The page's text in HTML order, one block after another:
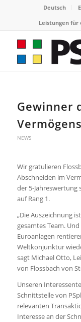
Deutsch
Leistungen für
Gewinner
NEWS
Wir gratulieren
Abschneiden im
der 5-Jahreswertung
auf Rang 1.
„Die Auszeichnung
gesamtes Team.
Euroanlagen
Weltkonjunktur
sagt Michael Otto,
von Flossbach von
Unseren
Schnittstelle von
relevanten
Interesse an der